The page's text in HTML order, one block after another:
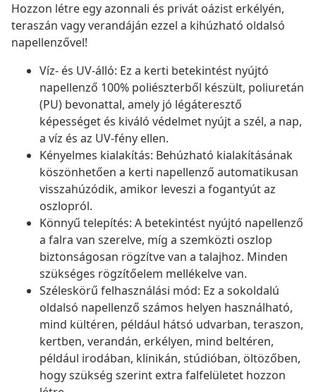
Hozzon létre egy azonnali és privát oázist erkélyén,
teraszán vagy verandáján ezzel a kihúzható oldalsó
napellenzővel!
Víz- és UV-álló: Ez a kerti betekintést nyújtó
napellenző 100% poliészterből készült, poliuretán
(PU) bevonattal, amely jó légáteresztő
képességet és kiváló védelmet nyújt a szél, a nap,
a víz és az UV-fény ellen.
Kényelmes kialakítás: Behúzható kialakításának
köszönhetően a kerti napellenző automatikusan
visszahúzódik, amikor leveszi a fogantyút az
oszlopról.
Könnyű telepítés: A betekintést nyújtó napellenző
a falra van szerelve, míg a szemközti oszlop
biztonságosan rögzítve van a talajhoz. Minden
szükséges rögzítőelem mellékelve van.
Széleskörű felhasználási mód: Ez a sokoldalú
oldalsó napellenző számos helyen használható,
mind kültéren, például hátsó udvarban, teraszon,
kertben, verandán, erkélyen, mind beltéren,
például irodában, klinikán, stúdióban, öltözőben,
hogy szükség szerint extra falfelületet hozzon